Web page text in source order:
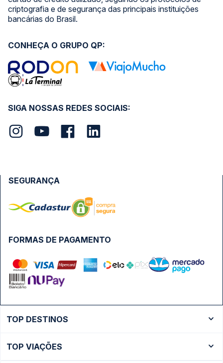
criptografia e de segurança das principais instituições
bancárias do Brasil.
SIGA NOSSAS REDES SOCIAIS:
CONHEÇA O GRUPO QP:
FORMAS DE PAGAMENTO
SEGURANÇA
TOP DESTINOS
Ônibus São Paulo
TOP VIAÇÕES